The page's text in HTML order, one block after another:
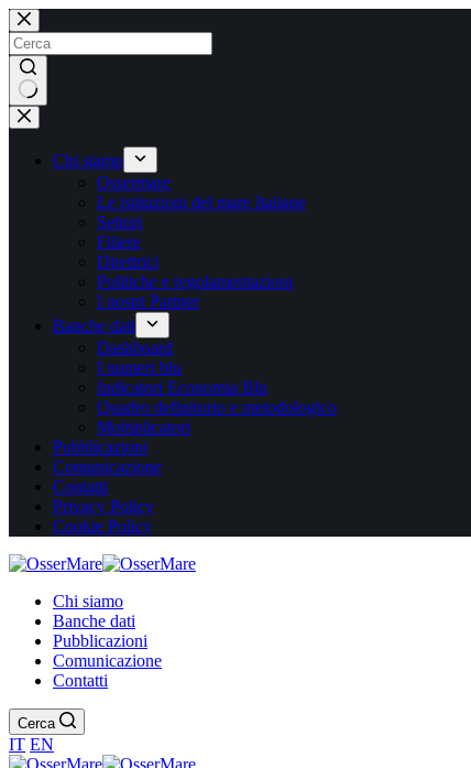
Salta
al
contenuto
Nessun
risultato
Chi siamo
Ossermare
Le istituzioni del mare Italiane
Settori
Filiere
Direttrici
Politiche e regolamentazioni
I nostri Partner
Banche dati
Dashboard
I numeri blu
Indicatori Economia Blu
Quadro definitorio e metodologico
Moltiplicatori
Pubblicazioni
Comunicazione
Contatti
Privacy Policy
Cookie Policy
Chi siamo
Banche dati
Pubblicazioni
Comunicazione
Contatti
Cerca
IT EN